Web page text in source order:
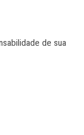
de sua